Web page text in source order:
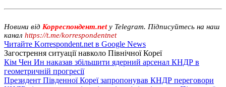
Новини від Корреспондент.netу Telegram. Підписуйтесь на наш
канал https://t.me/korrespondentnet
Читайте Korrespondent.net в Google News
Загострення ситуації навколо Пiвнічної Кореї
Кім Чен Ин наказав збільшити ядерний арсенал КНДР в
геометричній прогресії
Президент Південної Кореї запропонував КНДР переговори